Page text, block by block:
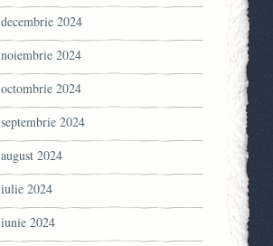
decembrie 2024
noiembrie 2024
octombrie 2024
septembrie 2024
august 2024
iulie 2024
iunie 2024